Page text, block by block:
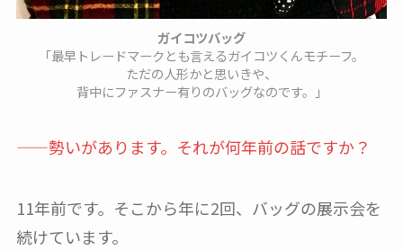
ガイコツバッグ
「最早トレードマークとも言えるガイコツくんモチーフ。
ただの人形かと思いきや、
背中にファスナー有りのバッグなのです。」
——勢いがあります。それが何年前の話ですか？
11年前です。そこから年に2回、バッグの展示会を
続けています。